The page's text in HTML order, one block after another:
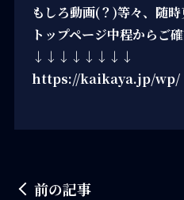
もしろ動画(？)等々、随時
トップページ中程からご
↓↓↓↓↓↓↓↓
https://kaikaya.jp/wp/
前の記事